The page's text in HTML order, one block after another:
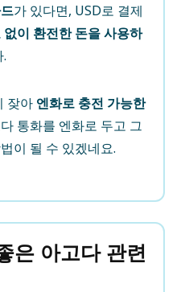
가 있다면, USD로 결제
없이 환전한 돈을 사용하
잦아 엔화로 충전 가능한
통화를 엔화로 두고 그
이 될 수 있겠네요.
은 아고다 관련